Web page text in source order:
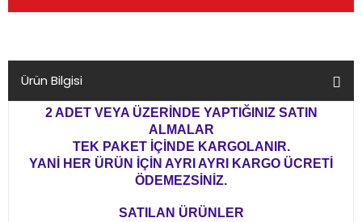
Ürün Bilgisi
2 ADET VEYA ÜZERİNDE YAPTIĞINIZ SATIN
ALMALAR
TEK PAKET İÇİNDE KARGOLANIR.
YANİ HER ÜRÜN İÇİN AYRI AYRI KARGO ÜCRETİ
ÖDEMEZSİNİZ.
SATILAN ÜRÜNLER